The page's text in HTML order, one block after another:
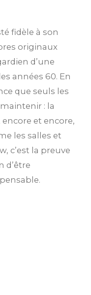
fidèle à son
originaux
d’une
années 60. En
que seuls les
: la
et encore,
les salles et
c’est la preuve
d’être